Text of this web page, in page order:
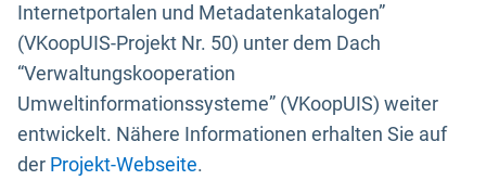
Internetportalen und Metadatenkatalogen”
(VKoopUIS-Projekt Nr. 50) unter dem Dach
“Verwaltungskooperation
Umweltinformationssysteme” (VKoopUIS) weiter
entwickelt. Nähere Informationen erhalten Sie auf
der Projekt-Webseite.